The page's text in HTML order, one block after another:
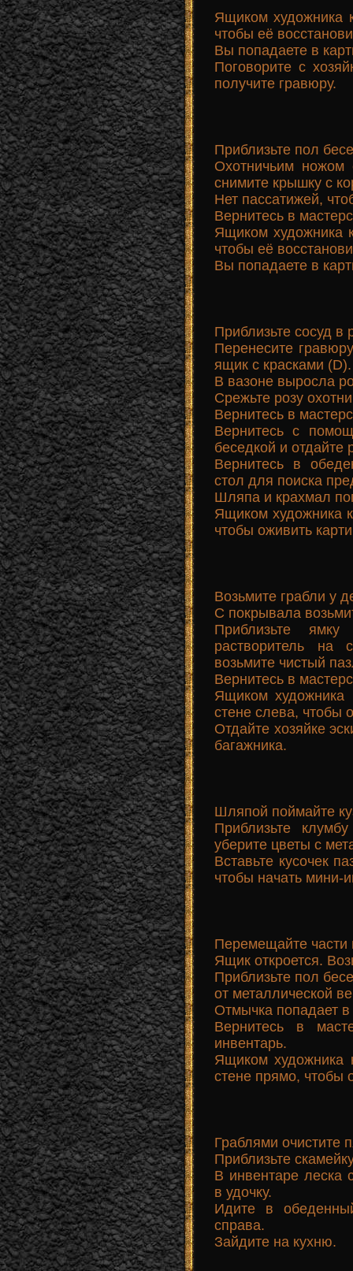
Ящиком художника
чтобы её
Вы попадаете в
Поговорите с
получите гравюру.
Приблизьте пол
Охотничьим ножом
снимите крышку с
Нет пассатижей,
Вернитесь в
Ящиком художника
чтобы её
Вы попадаете в
Приблизьте сосуд в
Перенесите
ящик с красками (D).
В вазоне выросла
Срежьте розу
Вернитесь в
Вернитесь с
беседкой и отдайте
Вернитесь в
стол для поиска
Шляпа и крахмал
Ящиком художника
чтобы оживить
Возьмите грабли у
С покрывала
Приблизьте
растворитель на
возьмите чистый
Вернитесь в
Ящиком художника
стене слева, чтобы
Отдайте хозяйке
багажника.
Шляпой поймайте
Приблизьте
уберите цветы с
Вставьте кусочек
чтобы начать мини-
Перемещайте части
Ящик откроется.
Приблизьте пол
от металлической
Отмычка попадает в
Вернитесь в
инвентарь.
Ящиком художника
стене прямо, чтобы
Граблями очистите
Приблизьте
В инвентаре леска
в удочку.
Идите в
справа.
Зайдите на кухню.